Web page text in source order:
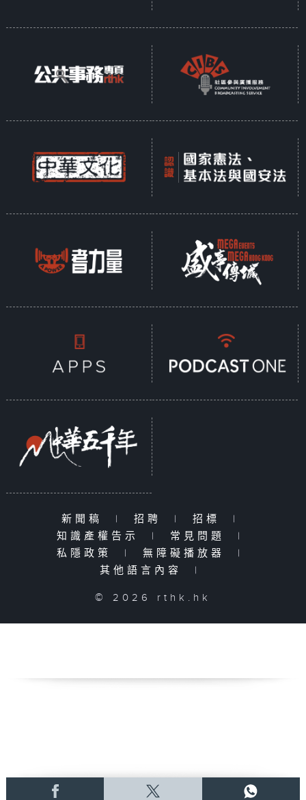
新聞稿 | 招聘 | 招標
|
知識產權告示
| 常見問題
|
私隱政策
| 無障礙播放器
|
其他語言內容
|
© 2026 rthk.hk